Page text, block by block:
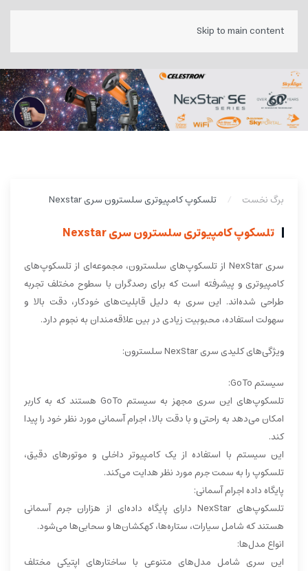
Skip to main content
برگ نخست تلسکوپ کامپیوتری سلسترون سری Nexstar
تلسکوپ کامپیوتری سلسترون سری Nexstar
سری NexStar از تلسکوپ‌های سلسترون، مجموعه‌ای از تلسکوپ‌های
کامپیوتری و پیشرفته است که برای رصدگران با سطوح مختلف تجربه
طراحی شده‌اند. این سری به دلیل قابلیت‌های خودکار، دقت بالا و
سهولت استفاده، محبوبیت زیادی در بین علاقه‌مندان به نجوم دارد.
ویژگی‌های کلیدی سری NexStar سلسترون:
سیستم GoTo:
تلسکوپ‌های این سری مجهز به سیستم GoTo هستند که به کاربر
امکان می‌دهد به راحتی و با دقت بالا، اجرام آسمانی مورد نظر خود را پیدا
کند.
این سیستم با استفاده از یک کامپیوتر داخلی و موتورهای دقیق،
تلسکوپ را به سمت جرم مورد نظر هدایت می‌کند.
پایگاه داده اجرام آسمانی:
تلسکوپ‌های NexStar دارای پایگاه داده‌ای از هزاران جرم آسمانی
هستند که شامل سیارات، ستاره‌ها، کهکشان‌ها و سحابی‌ها می‌شود.
انواع مدل‌ها:
این سری شامل مدل‌های متنوعی با ساختارهای اپتیکی مختلف